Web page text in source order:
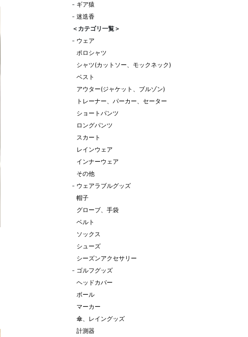
- ギア猿
- 迷迭香
＜カテゴリ一覧＞
- ウェア
ポロシャツ
シャツ(カットソー、モックネック)
ベスト
アウター(ジャケット、ブルゾン)
トレーナー、パーカー、セーター
ショートパンツ
ロングパンツ
スカート
レインウェア
インナーウェア
その他
- ウェアラブルグッズ
帽子
グローブ、手袋
ベルト
ソックス
シューズ
シーズンアクセサリー
- ゴルフグッズ
ヘッドカバー
ボール
マーカー
傘、レイングッズ
計測器